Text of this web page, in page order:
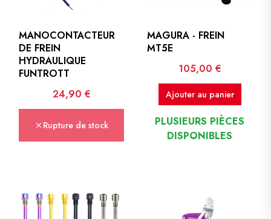
MANOCONTACTEUR
DE FREIN
HYDRAULIQUE
FUNTROTT
Prix
24,90 €
Rupture de stock
MAGURA - FREIN
MT5E
Prix
105,00 €
Ajouter au panier
PLUSIEURS PIÈCES
DISPONIBLES